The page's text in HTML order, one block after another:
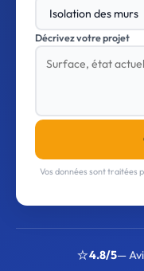
Décrivez votre projet
Vos données sont traitées
⭐4.8/5—